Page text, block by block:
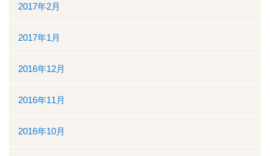
2017年2月
2017年1月
2016年12月
2016年11月
2016年10月